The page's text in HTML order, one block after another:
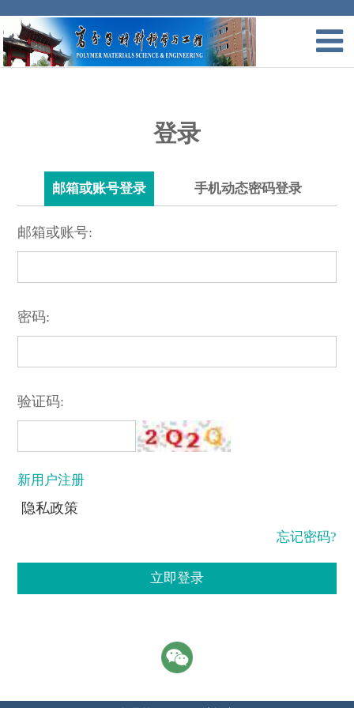
登录
邮箱或账号登录 手机动态密码登录
邮箱或账号:
密码:
验证码:
新用户注册
隐私政策
忘记密码?
立即登录